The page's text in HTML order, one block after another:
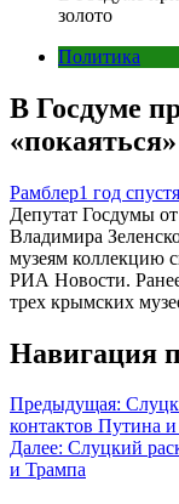
золото
Политика
В Госдуме
Рамблер1 год спустя
Депутат Госдумы
Владимира
музеям коллекцию
РИА Новости.
трех крымских
Навигация
Предыдущая:
контактов Путина
Далее: Слуцкий
и Трампа